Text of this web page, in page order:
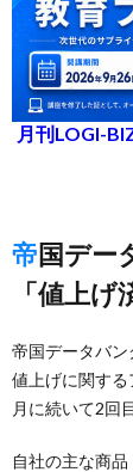
月刊LOGI-
帝国データバンク調査、全体では7割が
「値上げ
帝国データバ
値上げに関す
月に続いて2回目
自社の主な商